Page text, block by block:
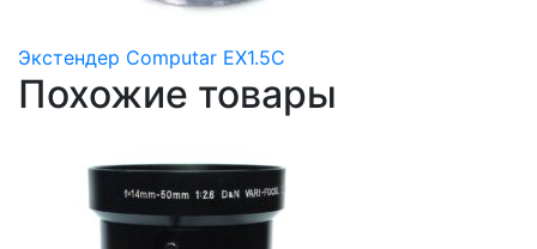
Экстендер Computar EX1.5C
Похожие товары